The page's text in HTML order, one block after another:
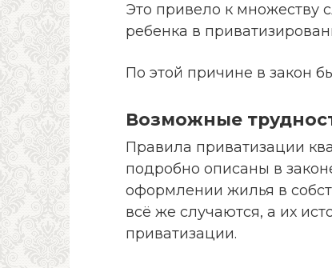
Это привело к множеству
ребенка в
По этой причине в закон
Возможные
Правила приватизации
подробно описаны в
оформлении жилья в
всё же случаются, а их
приватизации.